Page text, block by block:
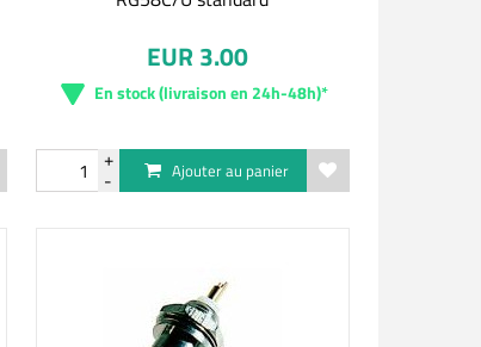
EUR 3.00
En stock (livraison en 24h-48h)*
Ajouter au panier